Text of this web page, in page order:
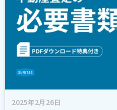
2025年2月26日